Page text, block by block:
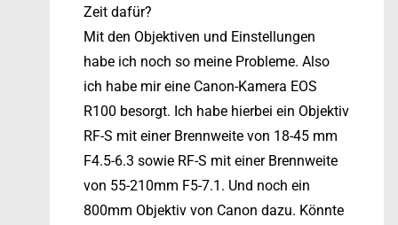
Zeit dafür?
Mit den Objektiven und Einstellungen
habe ich noch so meine Probleme. Also
ich habe mir eine Canon-Kamera EOS
R100 besorgt. Ich habe hierbei ein Objektiv
RF-S mit einer Brennweite von 18-45 mm
F4.5-6.3 sowie RF-S mit einer Brennweite
von 55-210mm F5-7.1. Und noch ein
800mm Objektiv von Canon dazu. Könnte